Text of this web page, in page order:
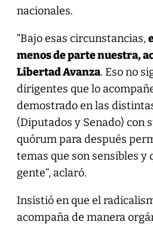
nacionales.
“Bajo esas circunstancias,
menos de parte nuestra,
Libertad Avanza. Eso no
dirigentes que lo
demostrado en las
(Diputados y Senado) con
quórum para después
temas que son sensibles y
gente”, aclaró.
Insistió en que el
acompaña de manera